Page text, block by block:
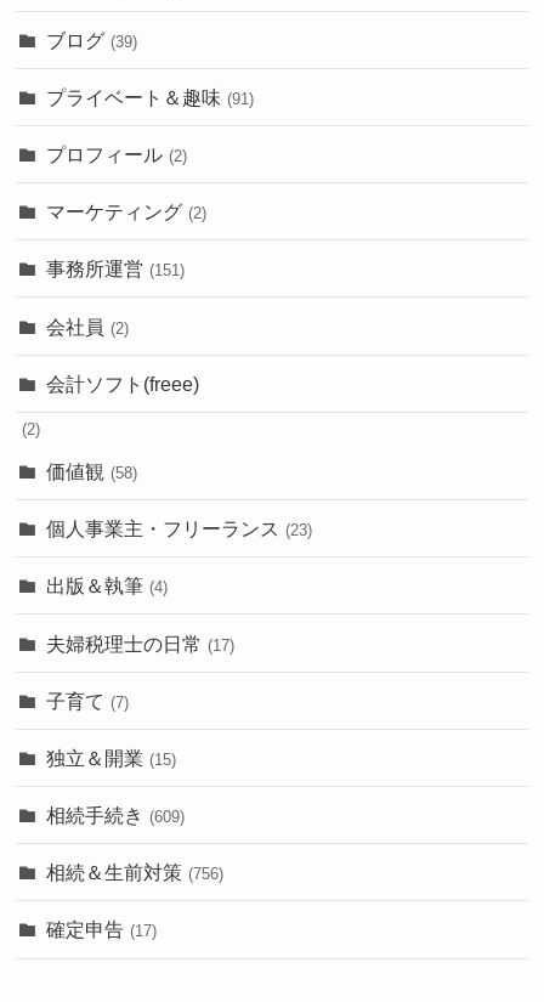
ブログ (39)
プライベート＆趣味 (91)
プロフィール (2)
マーケティング (2)
事務所運営 (151)
会社員 (2)
会計ソフト(freee)
(2)
価値観 (58)
個人事業主・フリーランス (23)
出版＆執筆 (4)
夫婦税理士の日常 (17)
子育て (7)
独立＆開業 (15)
相続手続き (609)
相続＆生前対策 (756)
確定申告 (17)